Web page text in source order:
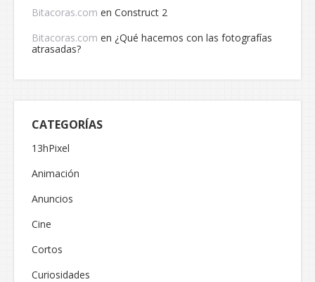
Bitacoras.com en Construct 2
Bitacoras.com en ¿Qué hacemos con las fotografías
atrasadas?
CATEGORÍAS
13hPixel
Animación
Anuncios
Cine
Cortos
Curiosidades